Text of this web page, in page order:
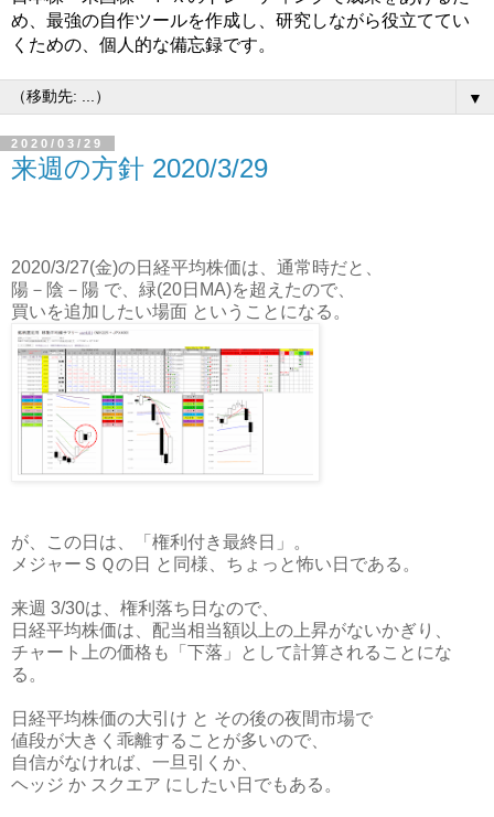
め、最強の自作ツールを作成し、研究しながら役立ててい
くための、個人的な備忘録です。
▼
2020/03/29
来週の方針 2020/3/29
2020/3/27(金)の日経平均株価は、通常時だと、
陽－陰－陽 で、緑(20日MA)を超えたので、
買いを追加したい場面 ということになる。
が、この日は、「権利付き最終日」。
メジャーＳＱの日 と同様、ちょっと怖い日である。
来週 3/30は、権利落ち日なので、
日経平均株価は、配当相当額以上の上昇がないかぎり、
チャート上の価格も「下落」として計算されることにな
る。
日経平均株価の大引け と その後の夜間市場で
値段が大きく乖離することが多いので、
自信がなければ、一旦引くか、
ヘッジ か スクエア にしたい日でもある。